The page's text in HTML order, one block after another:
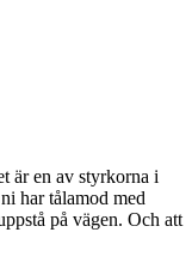
är en av styrkorna i
har tålamod med
på vägen. Och att